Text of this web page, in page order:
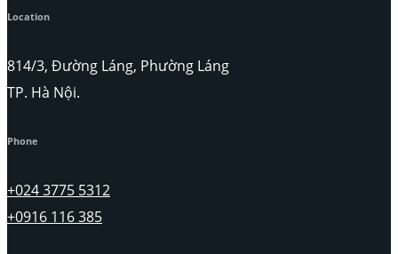
Location
814/3, Đường Láng, Phường Láng
TP. Hà Nội.
Phone
+024 3775 5312
+0916 116 385